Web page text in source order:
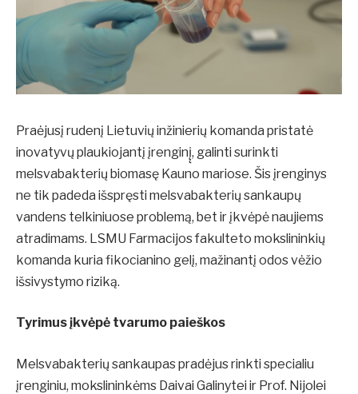
Praėjusį rudenį Lietuvių inžinierių komanda pristatė
inovatyvų plaukiojantį įrenginį̨, galinti surinkti
melsvabakterių biomasę Kauno mariose. Šis įrenginys
ne tik padeda išspręsti melsvabakterių sankaupų
vandens telkiniuose problemą, bet ir įkvėpė naujiems
atradimams. LSMU Farmacijos fakulteto mokslininkių
komanda kuria fikocianino gelį, mažinantį odos vėžio
išsivystymo riziką.
Tyrimus įkvėpė tvarumo paieškos
Melsvabakterių sankaupas pradėjus rinkti specialiu
įrenginiu, mokslininkėms Daivai Galinytei ir Prof. Nijolei